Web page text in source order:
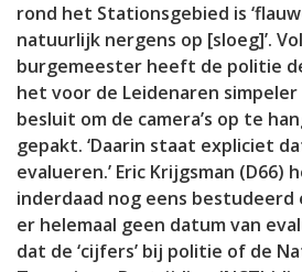
rond het Stationsgebied is
natuurlijk nergens op [sloeg]’.
burgemeester heeft de politie
het voor de Leidenaren
besluit om de camera’s op te
gepakt. ‘Daarin staat expliciet
evalueren.’ Eric Krijgsman
inderdaad nog eens
er helemaal geen datum van
dat de ‘cijfers’ bij politie of de